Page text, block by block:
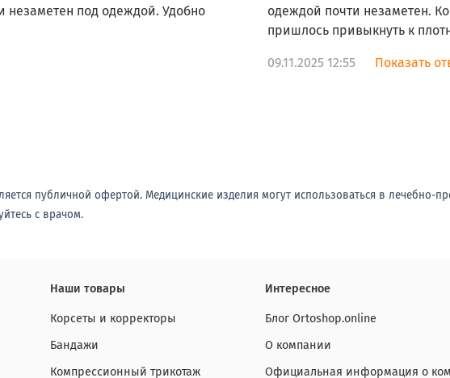
незаметен под одеждой. Удобно
одеждой почти незаметен.
пришлось привыкнуть к
09.11.2025 12:55 Показать
публичной офертой. Медицинские изделия могут использоваться в лечебно-
с врачом.
Наши товары
Корсеты и корректоры
Бандажи
Компрессионный трикотаж
Интересное
Блог Ortoshop.online
О компании
Официальная информация о